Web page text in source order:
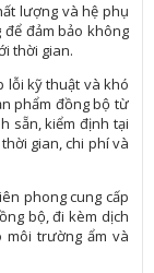
lượng và hệ phụ
đảm bảo không
thời gian.
lỗi kỹ thuật và khó
phẩm đồng bộ từ
sẵn, kiểm định tại
gian, chi phí và
phong cung cấp
bộ, đi kèm dịch
môi trường ẩm và